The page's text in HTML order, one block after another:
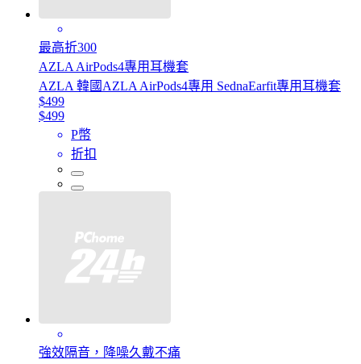
最高折300
AZLA AirPods4專用耳機套
AZLA 韓國AZLA AirPods4專用 SednaEarfit專用耳機套
$499
$499
P幣
折扣
強效隔音，降噪久戴不痛